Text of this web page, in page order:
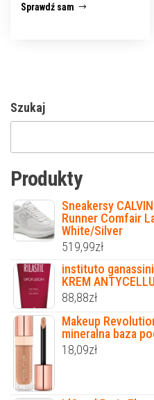
Sprawdź sam
Szukaj
Produkty
Sneakersy
Runner Comfair
White/Silver
519,99zł
instituto ganassini
KREM
88,88zł
Makeup
mineralna baza
18,09zł